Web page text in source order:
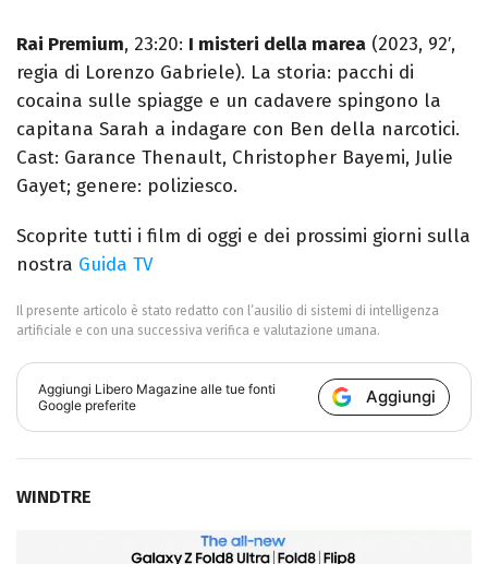
Rai Premium, 23:20: I misteri della marea (2023, 92′,
regia di Lorenzo Gabriele). La storia: pacchi di
cocaina sulle spiagge e un cadavere spingono la
capitana Sarah a indagare con Ben della narcotici.
Cast: Garance Thenault, Christopher Bayemi, Julie
Gayet; genere: poliziesco.
Scoprite tutti i film di oggi e dei prossimi giorni sulla
nostra Guida TV
Il presente articolo è stato redatto con l’ausilio di sistemi di intelligenza
artificiale e con una successiva verifica e valutazione umana.
Aggiungi Libero Magazine alle tue fonti
Google preferite
Aggiungi
WINDTRE